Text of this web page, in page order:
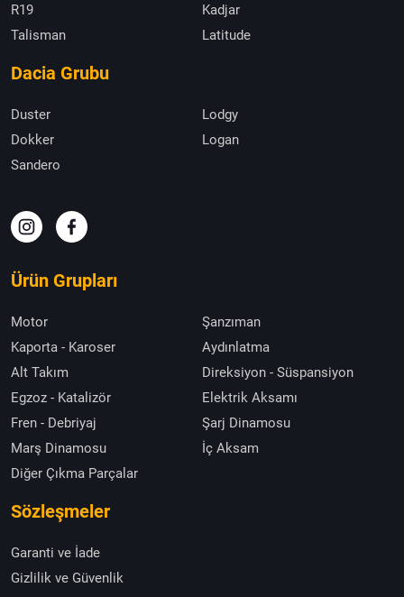
R19
Kadjar
Talisman
Latitude
Dacia Grubu
Duster
Lodgy
Dokker
Logan
Sandero
Ürün Grupları
Motor
Şanzıman
Kaporta - Karoser
Aydınlatma
Alt Takım
Direksiyon - Süspansiyon
Egzoz - Katalizör
Elektrik Aksamı
Fren - Debriyaj
Şarj Dinamosu
Marş Dinamosu
İç Aksam
Diğer Çıkma Parçalar
Sözleşmeler
Garanti ve İade
Gizlilik ve Güvenlik